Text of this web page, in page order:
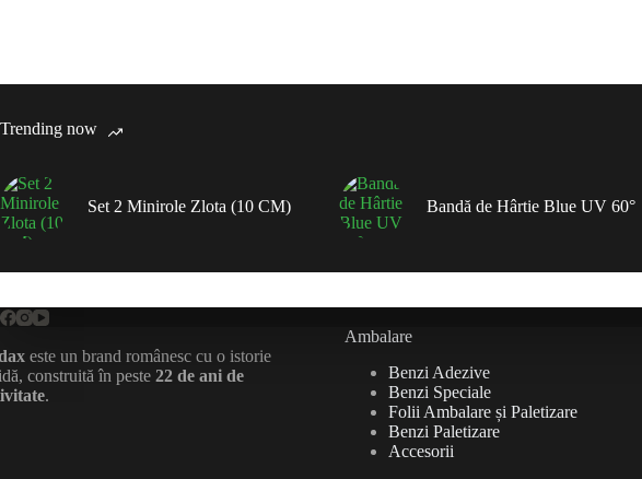
Trending now
Set 2 Minirole Zlota (10 CM) Bandă de Hârtie Blue UV 60°
este un brand românesc cu o istorie
construită în peste 22 de ani de
.
Ambalare
Benzi Adezive
Benzi Speciale
Folii Ambalare și Paletizare
Benzi Paletizare
Accesorii